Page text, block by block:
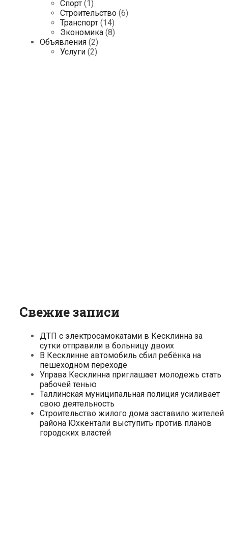
Спорт (1)
Строительство (6)
Транспорт (14)
Экономика (8)
Объявления (2)
Услуги (2)
Свежие записи
ДТП с электросамокатами в Кесклинна за
сутки отправили в больницу двоих
В Кесклинне автомобиль сбил ребёнка на
пешеходном переходе
Управа Кесклинна приглашает молодежь стать
рабочей тенью
Таллинская муниципальная полиция усиливает
свою деятельность
Строительство жилого дома заставило жителей
района Юхкентали выступить против планов
городских властей